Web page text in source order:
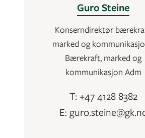
Guro Steine
Konserndirektør
marked og
Bærekraft, marked og
kommunikasjon Adm
T: +47 4128 8382
E: